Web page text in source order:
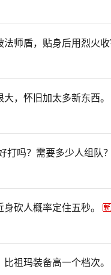
法师盾，贴身后用烈火
大，怀旧加太多新东西
打吗？需要多少人组队
砍人概率定住五秒。
比祖玛装备高一个档次